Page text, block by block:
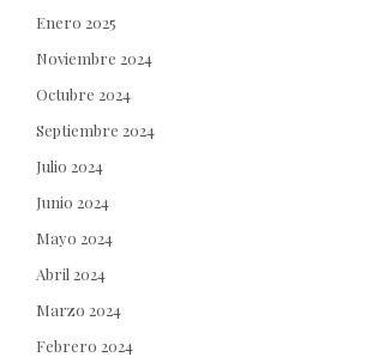
Enero 2025
Noviembre 2024
Octubre 2024
Septiembre 2024
Julio 2024
Junio 2024
Mayo 2024
Abril 2024
Marzo 2024
Febrero 2024